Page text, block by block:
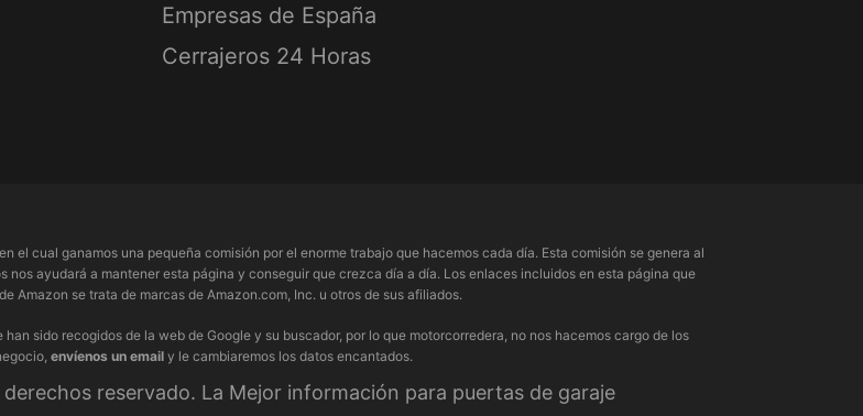
Empresas de España
Cerrajeros 24 Horas
el cual ganamos una pequeña comisión por el enorme trabajo que hacemos cada día. Esta comisión se genera al
ayudará a mantener esta página y conseguir que crezca día a día. Los enlaces incluidos en esta página que
Amazon se trata de marcas de Amazon.com, Inc. u otros de sus afiliados.
sido recogidos de la web de Google y su buscador, por lo que motorcorredera, no nos hacemos cargo de los
envíenos un email y le cambiaremos los datos encantados.
reservado. La Mejor información para puertas de garaje